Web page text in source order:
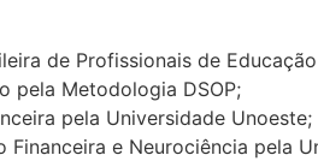
de Profissionais de Educação
pela Metodologia DSOP;
pela Universidade Unoeste;
Financeira e Neurociência pela